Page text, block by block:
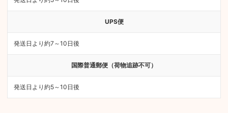
UPS便
発送日より約7～10日後
国際普通郵便（荷物追跡不可）
発送日より約5～10日後